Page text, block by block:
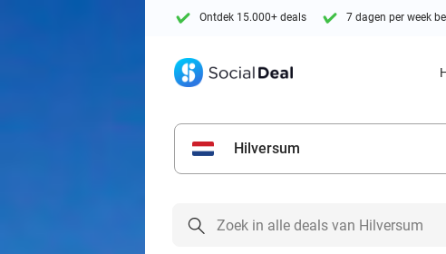
Ontdek 15.000+ deals 7 dagen per week
Hilversum